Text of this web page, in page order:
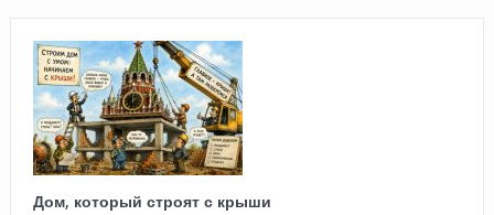
Дом, который строят с крыши